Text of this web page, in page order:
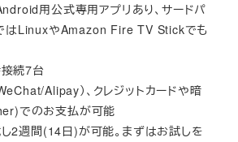
用公式専用アプリあり、サードパ
はLinuxやAmazon Fire TV Stickでも
続7台
Alipay）、クレジットカードや暗
でのお支払が可能
2週間(14日)が可能。まずはお試しを